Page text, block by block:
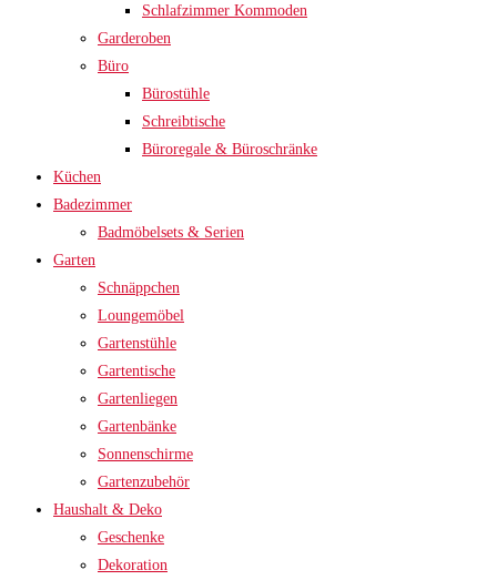
Schlafzimmer Kommoden
Garderoben
Büro
Bürostühle
Schreibtische
Büroregale & Büroschränke
Küchen
Badezimmer
Badmöbelsets & Serien
Garten
Schnäppchen
Loungemöbel
Gartenstühle
Gartentische
Gartenliegen
Gartenbänke
Sonnenschirme
Gartenzubehör
Haushalt & Deko
Geschenke
Dekoration